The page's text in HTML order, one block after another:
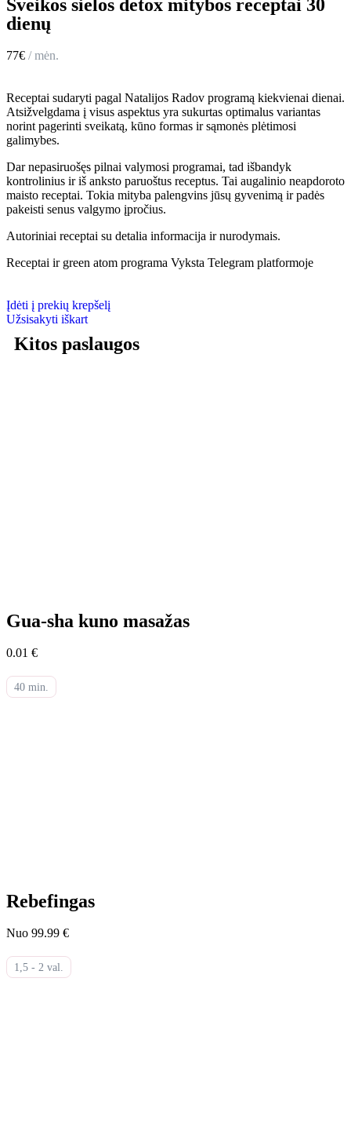
Sveikos sielos detox mitybos receptai 30
dienų
77€ / mėn.
Receptai sudaryti pagal Natalijos Radov programą kiekvienai dienai.
Atsižvelgdama į visus aspektus yra sukurtas optimalus variantas
norint pagerinti sveikatą, kūno formas ir sąmonės plėtimosi
galimybes.
Dar nepasiruošęs pilnai valymosi programai, tad išbandyk
kontrolinius ir iš anksto paruoštus receptus. Tai augalinio neapdoroto
maisto receptai. Tokia mityba palengvins jūsų gyvenimą ir padės
pakeisti senus valgymo įpročius.
Autoriniai receptai su detalia informacija ir nurodymais.
Receptai ir green atom programa Vyksta Telegram platformoje
Įdėti į prekių krepšelį
Užsisakyti iškart
Kitos paslaugos
Gua-sha kuno masažas
0.01 €
40 min.
Rebefingas
Nuo 99.99 €
1,5 - 2 val.